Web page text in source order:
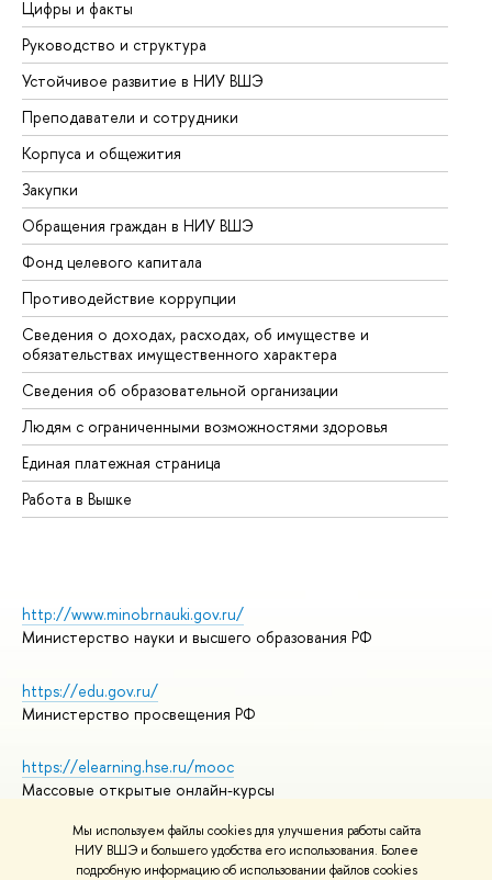
Мы используем файлы cookies для улучшения работы сайта
НИУ ВШЭ и большего удобства его использования. Более
подробную информацию об использовании файлов cookies
Цифры и факты
Руководство и структура
Устойчивое развитие в НИУ ВШЭ
Преподаватели и сотрудники
Корпуса и общежития
Закупки
Обращения граждан в НИУ ВШЭ
Фонд целевого капитала
Противодействие коррупции
Сведения о доходах, расходах, об имуществе и
обязательствах имущественного характера
Сведения об образовательной организации
Людям с ограниченными возможностями здоровья
Единая платежная страница
Работа в Вышке
http://www.minobrnauki.gov.ru/
Министерство науки и высшего образования РФ
https://edu.gov.ru/
Министерство просвещения РФ
https://elearning.hse.ru/mooc
Массовые открытые онлайн-курсы